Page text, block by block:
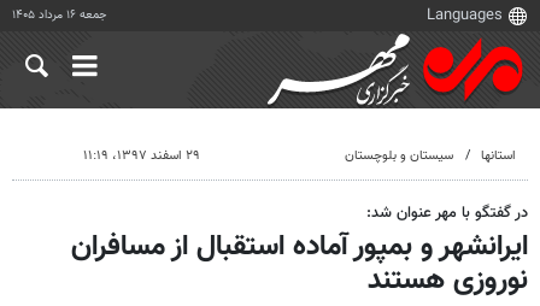
جمعه ۱۶ مرداد ۱۴۰۵
استانها سیستان و بلوچستان ۲۹ اسفند ۱۳۹۷، ۱۱:۱۹
در گفتگو با مهر عنوان شد:
ایرانشهر و بمپور آماده‌ استقبال از مسافران
نوروزی هستند